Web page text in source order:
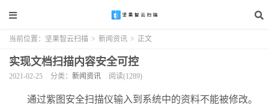
当前位置： 坚果智云扫描 > 新闻资讯 > 正文
实现文档扫描内容安全可控
2021-02-25 分类： 新闻资讯 阅读(1289)
通过紫图安全扫描仪输入到系统中的资料不能被修改。